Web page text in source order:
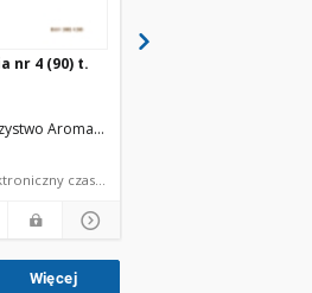
nr 4 (90) t.
Aromaterapeutyczne
dokument elektroniczny czasopismo
Więcej